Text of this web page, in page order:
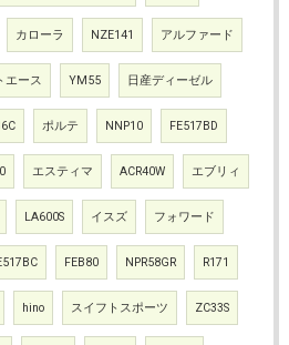
カローラ NZE141 アルファード
エース YM55 日産ディーゼル
ポルテ NNP10 FE517BD
エスティマ ACR40W エブリィ
LA600S イスズ フォワード
FEB80 NPR58GR R171
hino スイフトスポーツ ZC33S